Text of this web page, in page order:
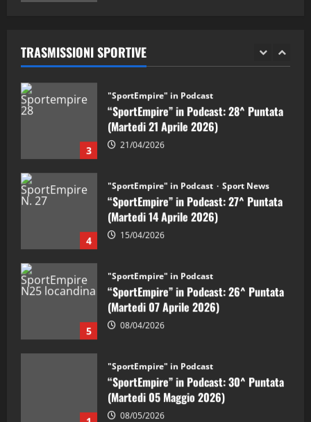
TRASMISSIONI SPORTIVE
2 28/04/2026
3
"SportEmpire" in Podcast
“SportEmpire” in Podcast: 28^ Puntata
(Martedi 21 Aprile 2026)
21/04/2026
4
"SportEmpire" in Podcast Sport News
“SportEmpire” in Podcast: 27^ Puntata
(Martedi 14 Aprile 2026)
15/04/2026
5
"SportEmpire" in Podcast
“SportEmpire” in Podcast: 26^ Puntata
(Martedi 07 Aprile 2026)
08/04/2026
1
"SportEmpire" in Podcast
“SportEmpire” in Podcast: 30^ Puntata
(Martedi 05 Maggio 2026)
08/05/2026